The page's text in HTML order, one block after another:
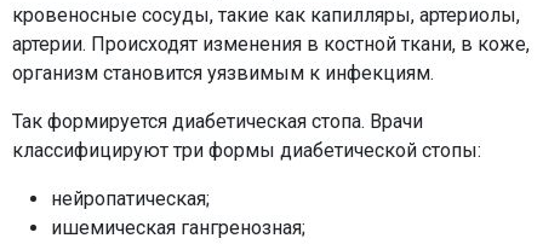
кровеносные сосуды, такие как капилляры, артериолы,
артерии. Происходят изменения в костной ткани, в коже,
организм становится уязвимым к инфекциям.
Так формируется диабетическая стопа. Врачи
классифицируют три формы диабетической стопы:
нейропатическая;
ишемическая гангренозная;